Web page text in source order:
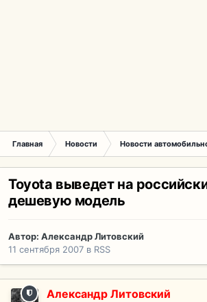
Главная Новости Новости
Toyota выведет на
дешевую модель
Автор: Александр Литовский
11 сентября 2007 в RSS
Александр Литовский